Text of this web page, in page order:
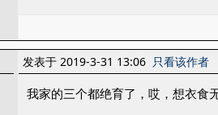
发表于 2019-3-31 13:06 只看该作者
我家的三个都绝育了，哎，想衣